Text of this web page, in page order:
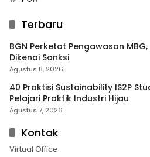
Terbaru
BGN Perketat Pengawasan
Dikenai Sanksi
Agustus 8, 2026
40 Praktisi Sustainability IS2P
Pelajari Praktik Industri Hijau
Agustus 7, 2026
Kontak
Virtual Office